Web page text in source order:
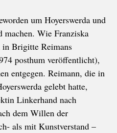
um Hoyerswerda und
Wie Franziska
Brigitte Reimans
posthum veröffentlicht),
entgegen. Reimann, die in
gelebt hatte,
Linkerhand nach
dem Willen der
als mit Kunstverstand –